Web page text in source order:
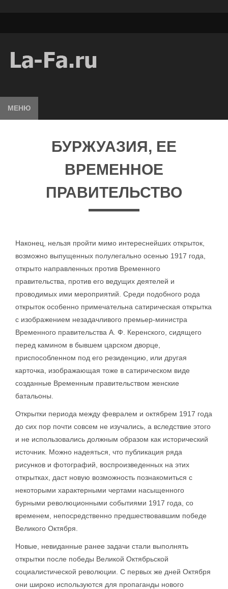
МЕНЮ
БУРЖУАЗИЯ, ЕЕ
ВРЕМЕННОЕ
ПРАВИТЕЛЬСТВО
Наконец, нельзя пройти мимо интереснейших открыток,
возможно выпущенных полулегально осенью 1917 года,
открыто направленных против Временного
правительства, против его ведущих деятелей и
проводимых ими мероприятий. Среди подобного рода
открыток особенно примечательна сатирическая открытка
с изображением незадачливого премьер-министра
Временного правительства А. Ф. Керенского, сидящего
перед камином в бывшем царском дворце,
приспособленном под его резиденцию, или другая
карточка, изображающая тоже в сатирическом виде
созданные Временным правительством женские
батальоны.
Открытки периода между февралем и октябрем 1917 года
до сих пор почти совсем не изучались, а вследствие этого
и не использовались должным образом как исторический
источник. Можно надеяться, что публикация ряда
рисунков и фотографий, воспроизведенных на этих
открытках, даст новую возможность познакомиться с
некоторыми характерными чертами насыщенного
бурными революционными событиями 1917 года, со
временем, непосредственно предшествовавшим победе
Великого Октября.
Новые, невиданные ранее задачи стали выполнять
открытки после победы Великой Октябрьской
социалистической революции. С первых же дней Октября
они широко используются для пропаганды нового